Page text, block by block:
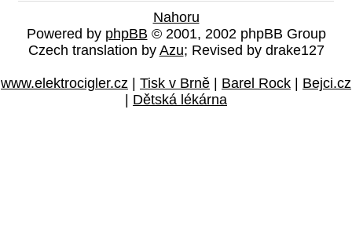
Nahoru
Powered by phpBB © 2001, 2002 phpBB Group
Czech translation by Azu; Revised by drake127
www.elektrocigler.cz Tisk v Brně Barel Rock
Bejci.cz
Dětská lékárna